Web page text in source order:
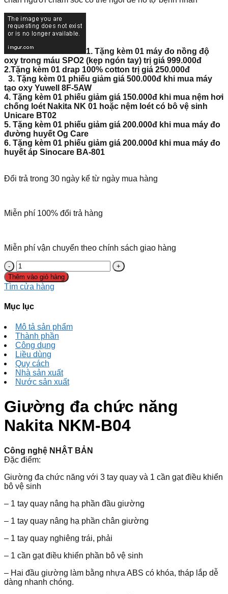
1. Tặng kèm 01 máy đo nồng độ
oxy trong máu SPO2 (kẹp ngón tay) trị giá 999.000đ
2.Tặng kèm 01 drap 100% cotton trị giá 250.000đ
3. Tặng kèm 01 phiếu giảm giá 500.000đ khi mua máy
tạo oxy Yuwell 8F-5AW
4. Tặng kèm 01 phiếu giảm giá 150.000đ khi mua nệm hơi
chống loét Nakita NK 01 hoặc nệm loét có bô vệ sinh
Unicare BT02
5. Tặng kèm 01 phiếu giảm giá 200.000đ khi mua máy đo
đường huyết Og Care
6. Tặng kèm 01 phiếu giảm giá 200.000đ khi mua máy đo
huyết áp Sinocare BA-801
Đổi trả trong 30 ngày kể từ ngày mua hàng
Miễn phí 100% đổi trả hàng
Miễn phí vận chuyển theo chính sách giao hàng
Thêm vào giỏ hàng
Tìm cửa hàng
Mục lục
Mô tả sản phẩm
Thành phần
Công dụng
Liều dùng
Quy cách
Nhà sản xuất
Nước sản xuất
Giường đa chức năng
Nakita NKM-B04
Công nghệ NHẬT BẢN
Đặc điểm:
Giường đa chức năng với 3 tay quay và 1 cần gạt điều khiển
bô vệ sinh
– 1 tay quay nâng hạ phần đầu giường
– 1 tay quay nâng hạ phần chân giường
– 1 tay quay nghiêng trái, phải
– 1 cần gạt điều khiển phần bô vệ sinh
– Hai đầu giường làm bằng nhựa ABS có khóa, tháp lắp dễ
dàng nhanh chóng.